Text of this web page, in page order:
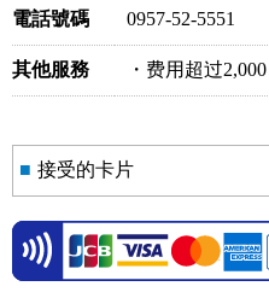
電話號碼 0957-52-5551
其他服務 ・费用超过
■ 接受的卡片